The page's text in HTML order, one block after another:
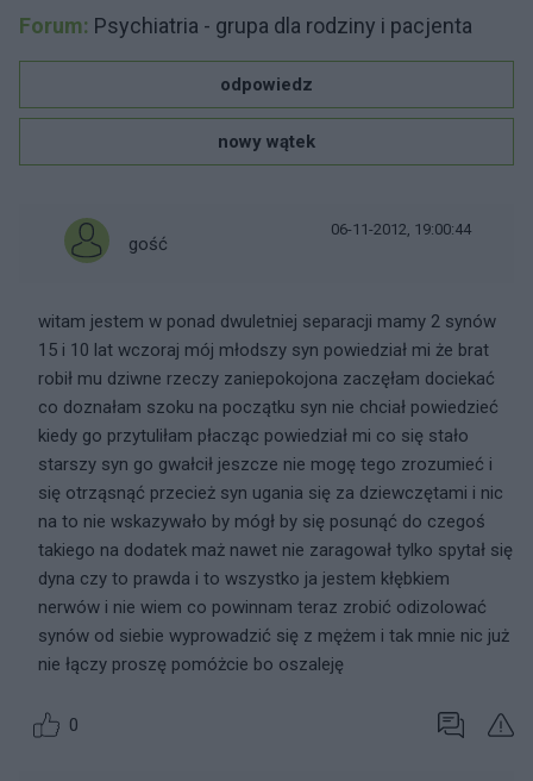
Forum: Psychiatria - grupa dla rodziny i pacjenta
odpowiedz
nowy wątek
gość
06-11-2012, 19:00:44
witam jestem w ponad dwuletniej separacji mamy 2 synów
15 i 10 lat wczoraj mój młodszy syn powiedział mi że brat
robił mu dziwne rzeczy zaniepokojona zaczęłam dociekać
co doznałam szoku na początku syn nie chciał powiedzieć
kiedy go przytuliłam płacząc powiedział mi co się stało
starszy syn go gwałcił jeszcze nie mogę tego zrozumieć i
się otrząsnąć przecież syn ugania się za dziewczętami i nic
na to nie wskazywało by mógł by się posunąć do czegoś
takiego na dodatek maż nawet nie zaragował tylko spytał się
dyna czy to prawda i to wszystko ja jestem kłębkiem
nerwów i nie wiem co powinnam teraz zrobić odizolować
synów od siebie wyprowadzić się z mężem i tak mnie nic już
nie łączy proszę pomóżcie bo oszaleję
0